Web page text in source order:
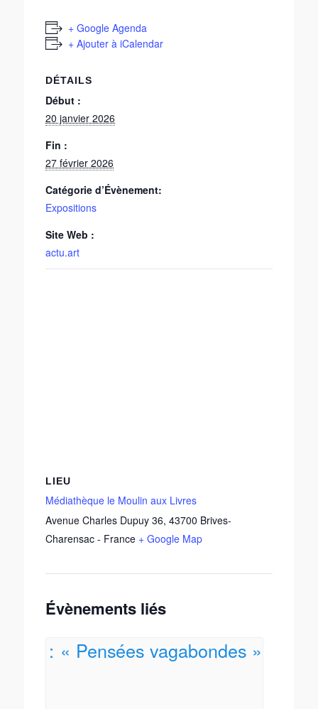
+ Google Agenda
+ Ajouter à iCalendar
DÉTAILS
Début :
20 janvier 2026
Fin :
27 février 2026
Catégorie d’Évènement:
Expositions
Site Web :
actu.art
LIEU
Médiathèque le Moulin aux Livres
Avenue Charles Dupuy 36, 43700 Brives-
Charensac - France + Google Map
Évènements liés